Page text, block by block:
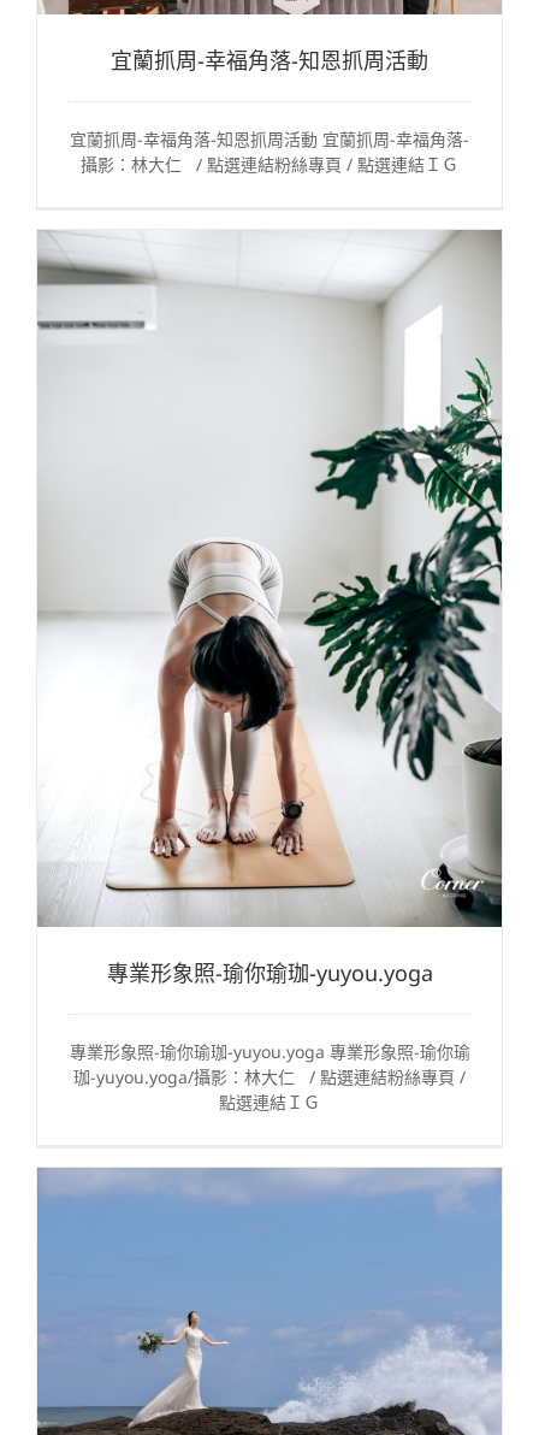
宜蘭抓周-幸福角落-知恩抓周活動
宜蘭抓周-幸福角落-知恩抓周活動 宜蘭抓周-幸福角落-
攝影：林大仁 / 點選連結粉絲專頁 / 點選連結ＩＧ
專業形象照-瑜你瑜珈-yuyou.yoga
專業形象照-瑜你瑜珈-yuyou.yoga 專業形象照-瑜你瑜
珈-yuyou.yoga/攝影：林大仁 / 點選連結粉絲專頁 /
點選連結ＩＧ